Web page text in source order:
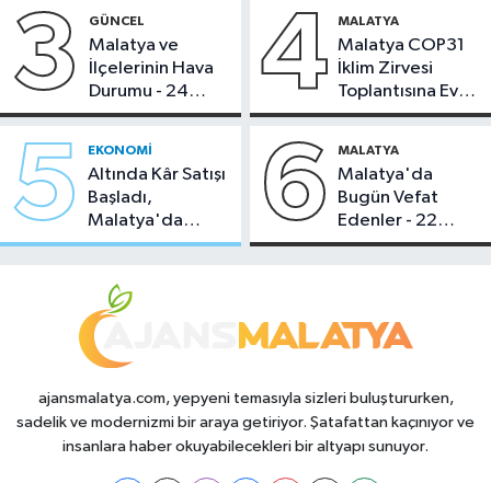
3 GÜNCEL
Malatya ve
İlçelerinin Hava
Durumu - 24
Temmuz 2026
4 MALATYA
Malatya COP31
İklim Zirvesi
Toplantısına Ev
Sahipliği Yaptı
5 EKONOMI
Altında Kâr Satışı
Başladı,
Malatya'da
Makas Ne
6 MALATYA
Malatya'da
Bugün Vefat
Edenler - 22
Temmuz 2026
ajansmalatya.com, yepyeni temasıyla sizleri buluştururken,
sadelik ve modernizmi bir araya getiriyor. Şatafattan kaçınıyor ve
insanlara haber okuyabilecekleri bir altyapı sunuyor.